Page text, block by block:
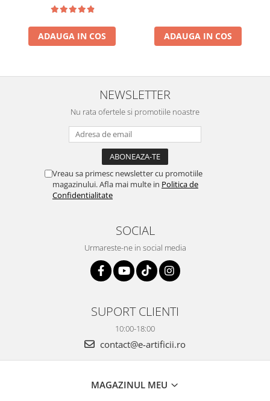
ADAUGA IN COS ADAUGA IN COS
NEWSLETTER
Nu rata ofertele si promotiile noastre
Vreau sa primesc newsletter cu promotiile
magazinului. Afla mai multe in Politica de
Confidentialitate
SOCIAL
Urmareste-ne in social media
SUPORT CLIENTI
10:00-18:00
contact@e-artificii.ro
MAGAZINUL MEU